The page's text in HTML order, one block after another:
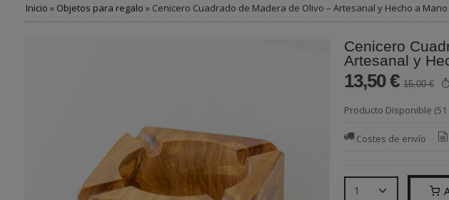
Inicio » Objetos para regalo » Cenicero Cuadrado de Madera de Olivo – Artesanal y Hecho a Mano
Cenicero
Artesanal y
13,50 € 15,00 €
Producto Disponible
Costes de envío